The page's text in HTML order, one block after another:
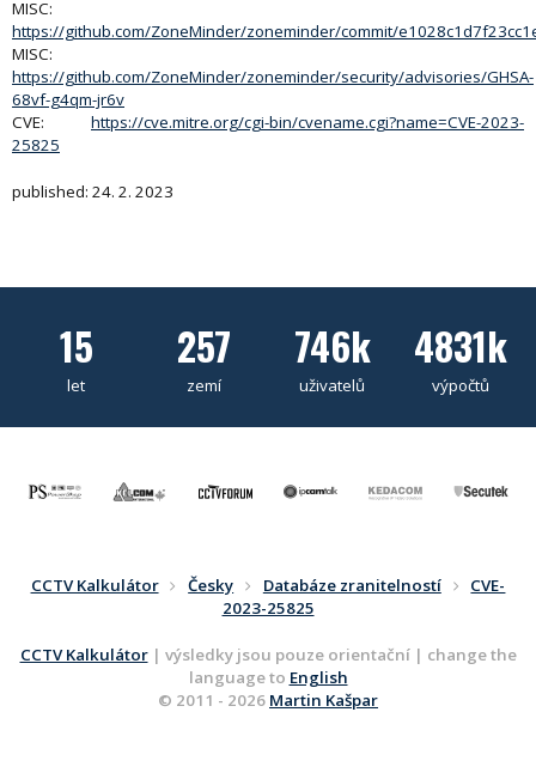
MISC:
https://github.com/ZoneMinder/zoneminder/commit/
MISC:
https://github.com/ZoneMinder/zoneminder/security/advisories/GHSA-
68vf-g4qm-jr6v
CVE: https://cve.mitre.org/cgi-bin/cvename.cgi?name=CVE-2023-
25825
published: 24. 2. 2023
15
let
257
zemí
746k
uživatelů
4831k
výpočtů
CCTV Kalkulátor Česky Databáze zranitelností
CVE-
2023-25825
CCTV Kalkulátor| výsledky jsou pouze orientační | change the
language to English
© 2011 - 2026 Martin Kašpar